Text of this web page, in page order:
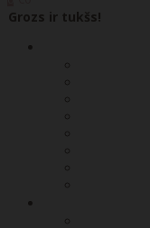
Grozs ir tukšs!